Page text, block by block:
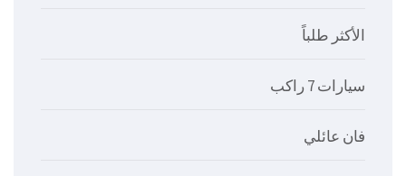
الأكثر طلباً
سيارات 7 راكب
فان عائلي